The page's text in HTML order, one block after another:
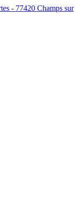
- 77420 Champs sur